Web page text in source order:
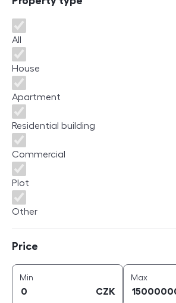
Property type
All
House
Apartment
Residential building
Commercial
Plot
Other
Price
Min
CZK
Maxprice (